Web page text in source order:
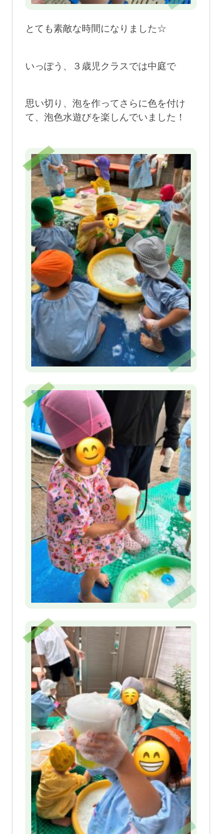
とても素敵な時間になりました☆
いっぽう、３歳児クラスでは中庭で
思い切り、泡を作ってさらに色を付け
て、泡色水遊びを楽しんでいました！